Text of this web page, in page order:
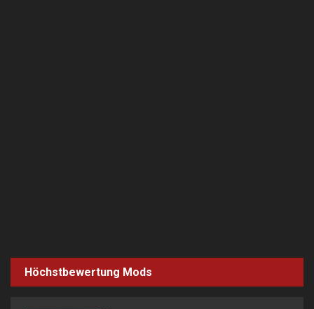
Höchstbewertung Mods